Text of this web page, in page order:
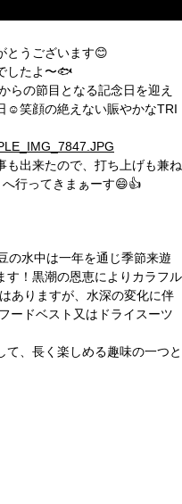
とうございます😊
したよ〜🐟
らの節目となる記念日を迎え
☺︎笑顔の絶えない賑やかなTRI
も出来たので、打ち上げも兼ね
行ってきまぁーす😄👍
の水中は一年を通じ季節来遊
す！黒潮の恩恵によりカラフル
ありますが、水深の変化に伴
ードベスト又はドライスーツ
、長く楽しめる趣味の一つと